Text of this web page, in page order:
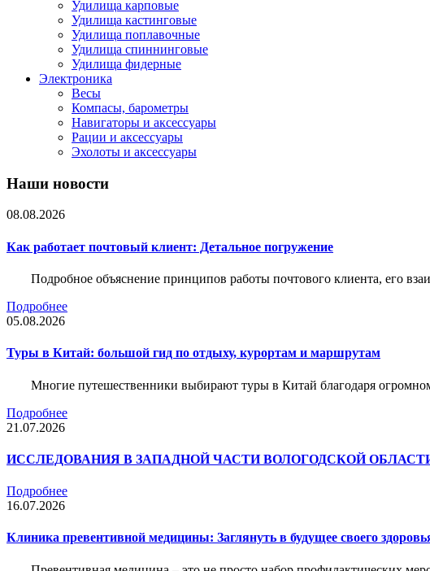
Удилища карповые
Удилища кастинговые
Удилища поплавочные
Удилища спиннинговые
Удилища фидерные
Электроника
Весы
Компасы, барометры
Навигаторы и аксессуары
Рации и аксессуары
Эхолоты и аксессуары
Наши новости
08.08.2026
Как работает почтовый клиент: Детальное погружение
Подробное объяснение принципов работы почтового клиента, его
Подробнее
05.08.2026
Туры в Китай: большой гид по отдыху, курортам и маршрутам
Многие путешественники выбирают туры в Китай благодаря
Подробнее
21.07.2026
ИССЛЕДОВАНИЯ В ЗАПАДНОЙ ЧАСТИ ВОЛОГОДСКОЙ
Подробнее
16.07.2026
Клиника превентивной медицины: Заглянуть в будущее своего